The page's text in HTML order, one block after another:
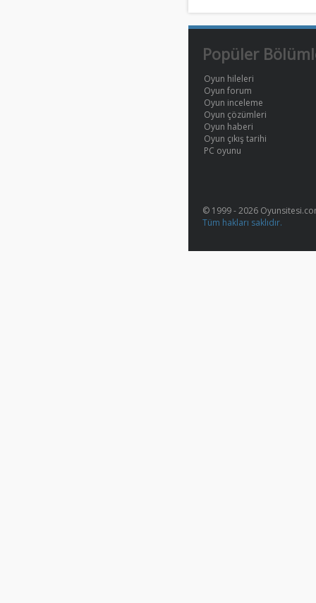
Popüler
Oyun hileleri
Oyun forum
Oyun inceleme
Oyun çözümleri
Oyun haberi
Oyun çıkış tarihi
PC oyunu
© 1999 - 2026
Tüm hakları saklıdır.